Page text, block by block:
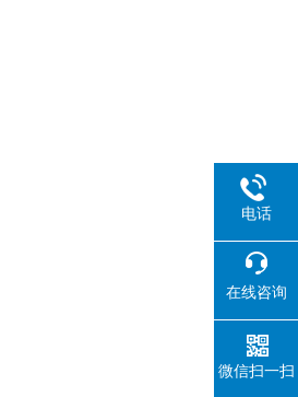
电话
在线咨询
微信扫一扫